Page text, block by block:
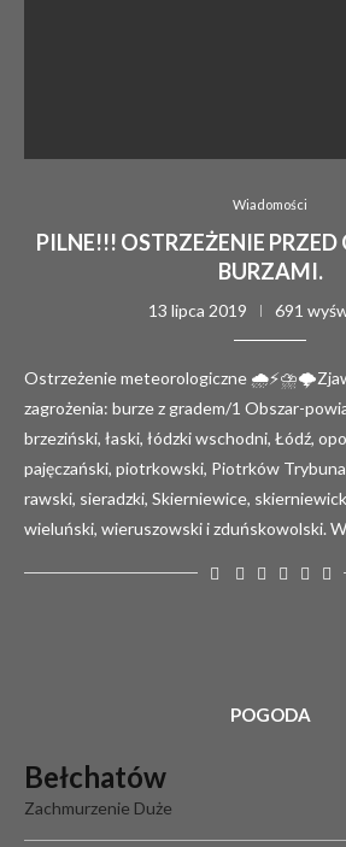
Wiadomości
PILNE!!! OSTRZEŻENIE
BURZAMI.
13 lipca 2019 691
Ostrzeżenie meteorologiczne
zagrożenia: burze z gradem/1 Obszar-
brzeziński, łaski, łódzki wschodni, Łódź,
pajęczański, piotrkowski, Piotrków
rawski, sieradzki, Skierniewice,
wieluński, wieruszowski i zduńskowolski.
POGODA
Bełchatów
Zachmurzenie Duże